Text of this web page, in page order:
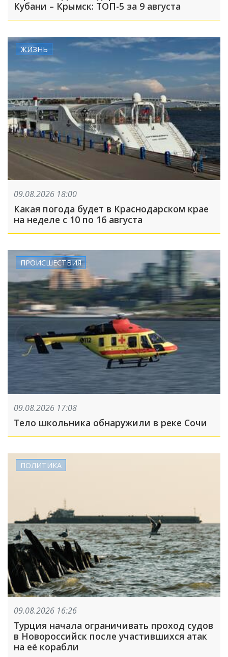
Кубани – Крымск: ТОП-5 за 9 августа
ЖИЗНЬ
09.08.2026 18:00
Какая погода будет в Краснодарском крае
на неделе с 10 по 16 августа
ПРОИСШЕСТВИЯ
09.08.2026 17:08
Тело школьника обнаружили в реке Сочи
ПОЛИТИКА
09.08.2026 16:26
Турция начала ограничивать проход судов
в Новороссийск после участившихся атак
на её корабли